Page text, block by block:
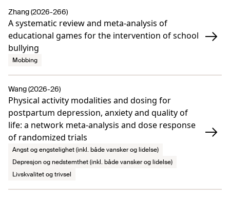
A systematic review and meta-analysis of
educational games for the intervention of school
bullying
Zhang (2026-266)
Mobbing
Physical activity modalities and dosing for
postpartum depression, anxiety and quality of
life: a network meta-analysis and dose response
of randomized trials
Wang (2026-26)
Angst og engstelighet (inkl. både vansker og lidelse)
Depresjon og nedstemthet (inkl. både vansker og lidelse)
Livskvalitet og trivsel